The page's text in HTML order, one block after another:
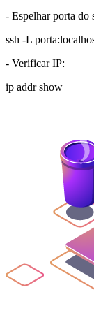
- Espelhar porta do
ssh -L
- Verificar IP:
ip addr show